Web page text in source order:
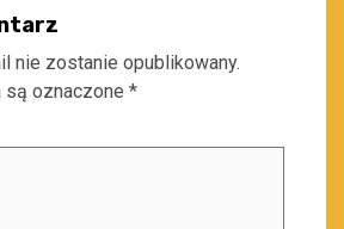
nie zostanie opublikowany.
są oznaczone *